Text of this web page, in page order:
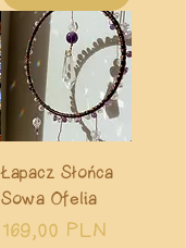
Łapacz Słońca
Sowa Ofelia
Prezzo
169,00 PLN